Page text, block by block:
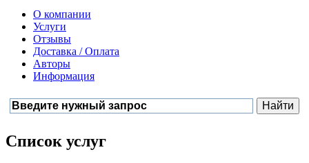
О компании
Услуги
Отзывы
Доставка / Оплата
Авторы
Информация
Список услуг